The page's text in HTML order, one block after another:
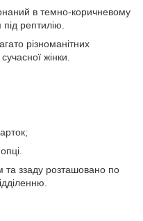
в темно-коричневому
рептилію.
різноманітних
жінки.
та ззаду розташовано по